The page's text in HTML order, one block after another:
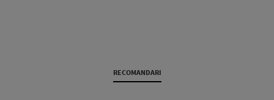
RECOMANDARI